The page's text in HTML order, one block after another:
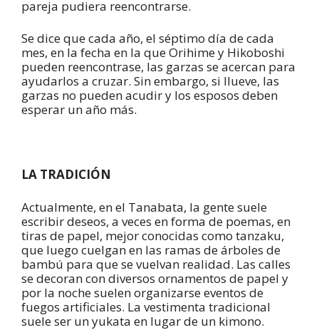
pareja pudiera reencontrarse.
Se dice que cada año, el séptimo día de cada
mes, en la fecha en la que Orihime y Hikoboshi
pueden reencontrase, las garzas se acercan para
ayudarlos a cruzar. Sin embargo, si llueve, las
garzas no pueden acudir y los esposos deben
esperar un año más.
LA TRADICIÓN
Actualmente, en el Tanabata, la gente suele
escribir deseos, a veces en forma de poemas, en
tiras de papel, mejor conocidas como tanzaku,
que luego cuelgan en las ramas de árboles de
bambú para que se vuelvan realidad. Las calles
se decoran con diversos ornamentos de papel y
por la noche suelen organizarse eventos de
fuegos artificiales. La vestimenta tradicional
suele ser un yukata en lugar de un kimono.